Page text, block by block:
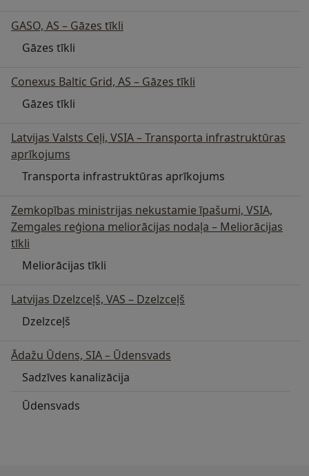
GASO, AS – Gāzes tīkli
Gāzes tīkli
Conexus Baltic Grid, AS – Gāzes tīkli
Gāzes tīkli
Latvijas Valsts Ceļi, VSIA – Transporta infrastruktūras
aprīkojums
Transporta infrastruktūras aprīkojums
Zemkopības ministrijas nekustamie īpašumi, VSIA,
Zemgales reģiona meliorācijas nodaļa – Meliorācijas
tīkli
Meliorācijas tīkli
Latvijas Dzelzceļš, VAS – Dzelzceļš
Dzelzceļš
Ādažu Ūdens, SIA – Ūdensvads
Sadzīves kanalizācija
Ūdensvads